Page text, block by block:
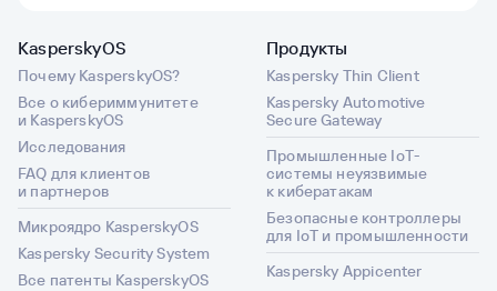
KasperskyOS
Почему KasperskyOS?
Все о кибериммунитете
и KasperskyOS
Исследования
FAQ для клиентов
и партнеров
Микроядро KasperskyOS
Kaspersky Security System
Все патенты KasperskyOS
Продукты
Kaspersky Thin Client
Kaspersky Automotive
Secure Gateway
Промышленные IoT-
системы неуязвимые
к кибератакам
Безопасные контроллеры
для IoT и промышленности
Kaspersky Appicenter